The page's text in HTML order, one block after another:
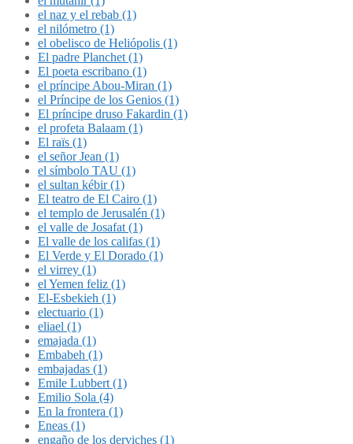
el naz y el rebab (1)
el nilómetro (1)
el obelisco de Heliópolis (1)
El padre Planchet (1)
El poeta escribano (1)
el príncipe Abou-Miran (1)
el Príncipe de los Genios (1)
El príncipe druso Fakardin (1)
el profeta Balaam (1)
El raïs (1)
el señor Jean (1)
el símbolo TAU (1)
el sultan kébir (1)
El teatro de El Cairo (1)
el templo de Jerusalén (1)
el valle de Josafat (1)
El valle de los califas (1)
El Verde y El Dorado (1)
el virrey (1)
el Yemen feliz (1)
El-Esbekieh (1)
electuario (1)
eliael (1)
emajada (1)
Embabeh (1)
embajadas (1)
Emile Lubbert (1)
Emilio Sola (4)
En la frontera (1)
Eneas (1)
engaño de los derviches (1)